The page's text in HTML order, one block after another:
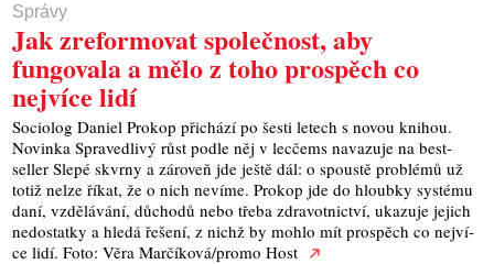
Správy
Jak zreformovat společnost, aby
fungovala a mělo z toho prospěch co
nejvíce lidí
Soci­o­log Daniel Pro­kop při­chá­zí po šes­ti letech s novou kni­hou.
Novin­ka Spra­ved­li­vý růst pod­le něj v lec­čems nava­zu­je na best­
seller Sle­pé skvr­ny a záro­veň jde ješ­tě dál: o spous­tě pro­blé­mů už
totiž nelze říkat, že o nich neví­me. Pro­kop jde do hloub­ky sys­té­mu
daní, vzdě­lá­vá­ní, důcho­dů nebo tře­ba zdra­vot­nic­tví, uka­zu­je jejich
nedo­stat­ky a hle­dá řeše­ní, z nichž by moh­lo mít pro­spěch co nej­ví­
ce lidí. Foto: Věra Marčíková/promo Host